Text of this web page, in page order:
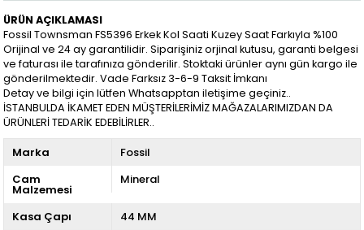
ÜRÜN AÇIKLAMASI
Fossil Townsman FS5396 Erkek Kol Saati Kuzey Saat Farkıyla %100
Orijinal ve 24 ay garantilidir. Siparişiniz orjinal kutusu, garanti belgesi
ve faturası ile tarafınıza gönderilir. Stoktaki ürünler aynı gün kargo ile
gönderilmektedir. Vade Farksız 3-6-9 Taksit İmkanı
Detay ve bilgi için lütfen Whatsapptan iletişime geçiniz..
İSTANBULDA İKAMET EDEN MÜŞTERİLERİMİZ MAĞAZALARIMIZDAN DA
ÜRÜNLERİ TEDARİK EDEBİLİRLER..
Marka
Fossil
Cam
Malzemesi
Mineral
Kasa Çapı
44 MM